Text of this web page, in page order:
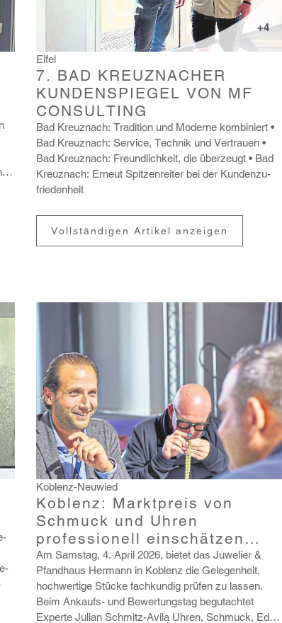
+4
Eifel
7. BAD KREUZNACHER
KUNDENSPIEGEL VON MF
CONSULTING
Bad Kreuz­nach: Tradi­tion und Moderne kombi­niert
Bad Kreuz­nach: Service, Technik und Vertrauen
Bad Kreuz­nach: Freund­lich­keit, die über­zeugt
Bad
Kreuz­nach: Erneut Spit­zen­reiter bei der Kunden­zu­
frie­den­heit
Vollständigen Artikel anzeigen
Koblenz-Neuwied
Koblenz: Marktpreis von
Schmuck und Uhren
professionell einschätzen
lassen
Am Samstag, 4. April 2026, bietet das Juwe­lier &
Pfand­haus Hermann in Koblenz die Gele­gen­heit,
hoch­wer­tige Stücke fach­kundig prüfen zu lassen.
Beim Ankaufs- und Bewer­tungstag begut­achtet
Experte Julian Schmitz-Avila Uhren, Schmuck, Edel­